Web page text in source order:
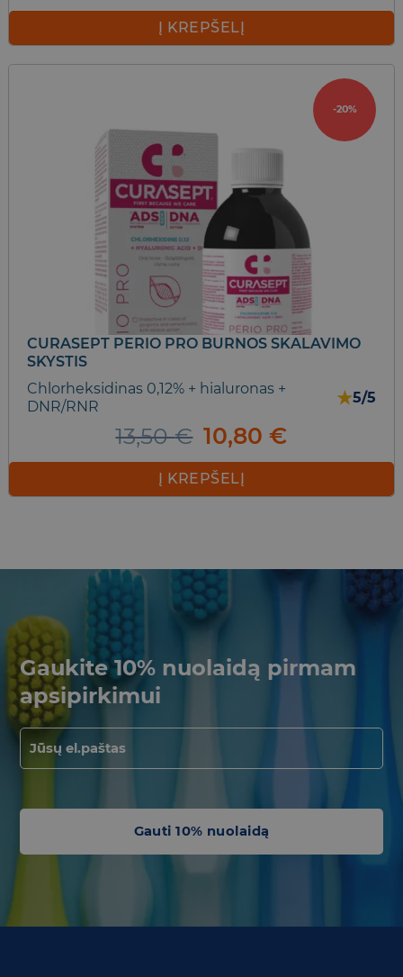
Į KREPŠELĮ
-20%
CURASEPT PERIO PRO BURNOS SKALAVIMO
SKYSTIS
Chlorheksidinas 0,12% + hialuronas +
DNR/RNR
★5/5
13,50€ Original
price
was:
13,50 €.
10,80€Current
price
10,80 €.
Į KREPŠELĮ
Gaukite 10% nuolaidą pirmam
apsipirkimui
Gauti 10% nuolaidą